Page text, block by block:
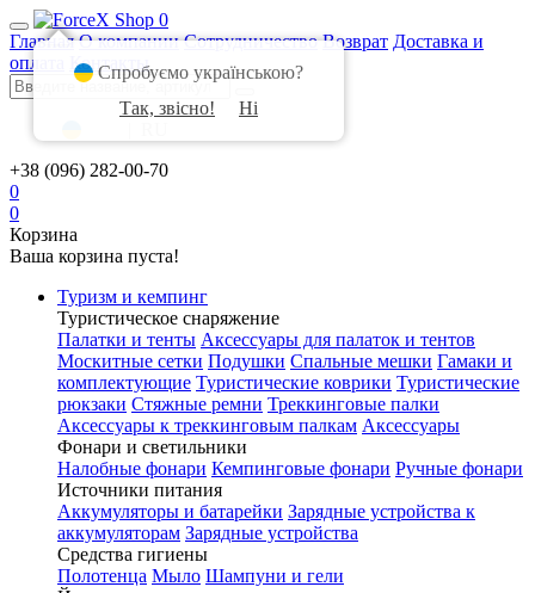
0
Главная О компании Сотрудничество Возврат Доставка и
оплата
Контакты
+38 (096) 282-00-70
0
0
Корзина
Ваша корзина пуста!
Туризм и кемпинг
Туристическое снаряжение
Палатки и тенты Аксессуары для палаток и тентов
Москитные сетки Подушки Спальные мешки Гамаки и
комплектующие Туристические коврики Туристические
рюкзаки Стяжные ремни Треккинговые палки
Аксессуары к треккинговым палкам Аксессуары
Фонари и светильники
Налобные фонари Кемпинговые фонари Ручные фонари
Источники питания
Аккумуляторы и батарейки Зарядные устройства к
аккумуляторам Зарядные устройства
Средства гигиены
Полотенца Мыло Шампуни и гели
Спробуємо українською?
Так, звісно!
Ні